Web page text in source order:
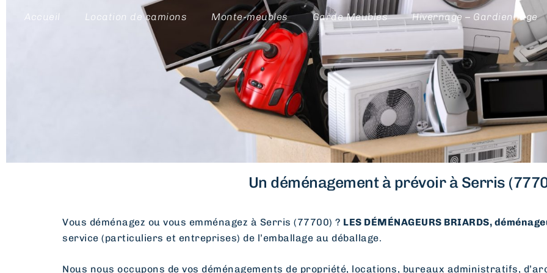
Accueil Location de camions Monte-meubles Garde Meubles Hivernage – Gardiennage
Un déménagement à prévoir à Serris
Vous déménagez ou vous emménagez à Serris (77700) ? LES DÉMÉNAGEURS BRIARDS,
service (particuliers et entreprises) de l’emballage au déballage.
Nous nous occupons de vos déménagements de propriété, locations, bureaux administratifs,